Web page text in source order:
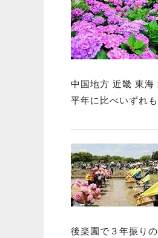
中国地方 近畿 東海
平年に比べいずれも
後楽園で３年振り